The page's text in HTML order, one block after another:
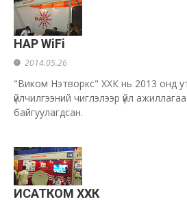
НАР WiFi
2014.05.26
"Виком Нэтворкс" ХХК нь 2013 онд
үйлчилгээний чиглэлээр үйл
байгуулагдсан.
ИСАТКОМ ХХК